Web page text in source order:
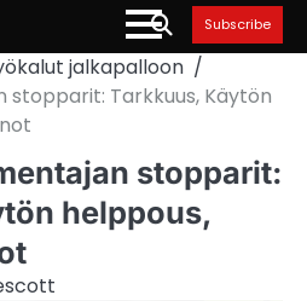
Subscribe
jalkapalloon
Tarkkuus, Käytön
stopparit:
helppous,